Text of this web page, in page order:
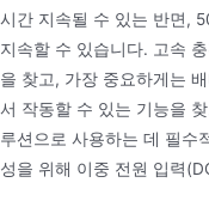
시간 지속될 수 있는 반면,
지속할 수 있습니다. 고속
을 찾고, 가장 중요하게는
서 작동할 수 있는 기능을
루션으로 사용하는 데 필수
성을 위해 이중 전원 입력